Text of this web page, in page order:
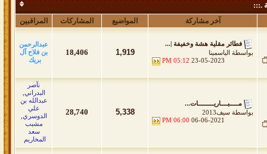
.:::
آخر مشاركة المواضيع المشاركات المراقبين
فطائر مقلية هشة وخفيفة |...
بواسطة الياسمينا
23-05-2023
05:12 PM
1,919
18,406
عبدالرحمن
بن فلاح آل
بريك
مـــــبــــاريـــــــــات...
بواسطة سيف2013
06-06-2021
06:00 PM
5,338
28,740
نآصر
البدراني
عبدالله بن
علي
الدوسري
مشبب
سعد
المخاريم